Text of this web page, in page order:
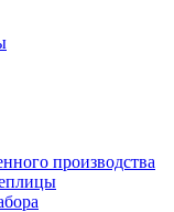
производства